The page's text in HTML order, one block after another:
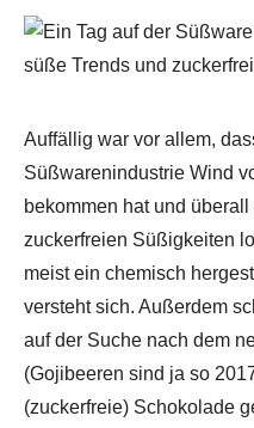
Auffällig war vor allem,
Süßwarenindustrie Wind
bekommen hat und
zuckerfreien Süßigkeiten
meist ein chemisch
versteht sich. Außerdem
auf der Suche nach dem
(Gojibeeren sind ja so
(zuckerfreie) Schokolade
Nie